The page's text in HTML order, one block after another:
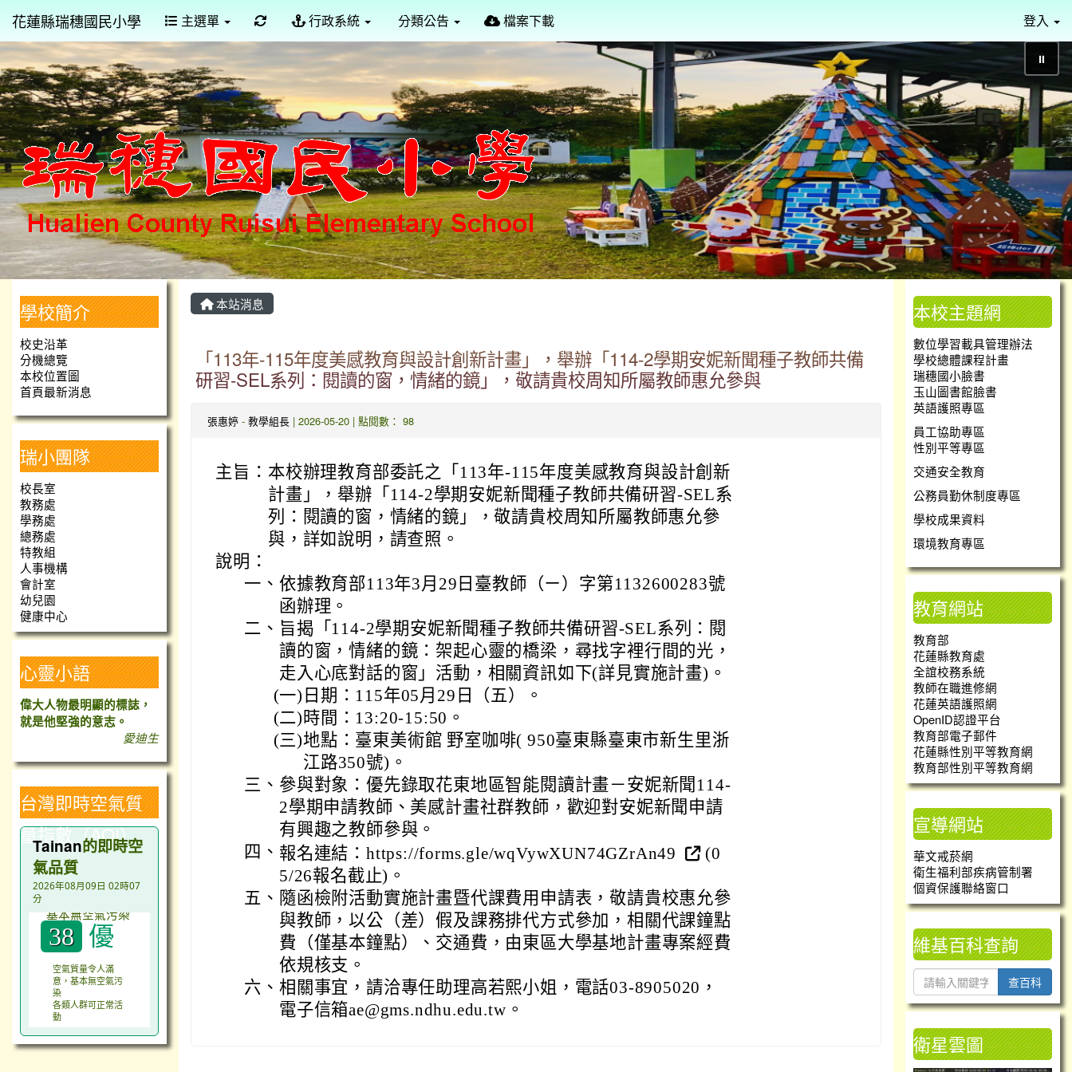
花蓮縣瑞穗國民小學 主選單 重新取得佈景設定
行政系統 分類公告 檔案下載 登入
⏸
本站消息
「113年-115年度美感教育與設計創新計畫」，舉辦「114-2學期安妮新聞種子教師共備
研習-SEL系列：閱讀的窗，情緒的鏡」，敬請貴校周知所屬教師惠允參與
張惠婷 - 教學組長 | 2026-05-20 | 點閱數： 98
主旨： 本校辦理教育部委託之「113年-115年度美感教育與設計創新
計畫」，舉辦「114-2學期安妮新聞種子教師共備研習-SEL系
列：閱讀的窗，情緒的鏡」，敬請貴校周知所屬教師惠允參
與，詳如說明，請查照。
說明：
一、 依據教育部113年3月29日臺教師（ㄧ）字第1132600283號
函辦理。
二、 旨揭「114-2學期安妮新聞種子教師共備研習-SEL系列：閱
讀的窗，情緒的鏡：架起心靈的橋梁，尋找字裡行間的光，
走入心底對話的窗」活動，相關資訊如下(詳見實施計畫)。
(一) 日期：115年05月29日（五）。
(二) 時間：13:20-15:50。
(三)地點：臺東美術館 野室咖啡( 950臺東縣臺東市新生里浙
江路350號)。
三、 參與對象：優先錄取花東地區智能閱讀計畫－安妮新聞114-
2學期申請教師、美感計畫社群教師，歡迎對安妮新聞申請
有興趣之教師參與。
四、 報名連結：https://forms.gle/wqVywXUN74GZrAn49
(0
5/26報名截止)。
五、 隨函檢附活動實施計畫暨代課費用申請表，敬請貴校惠允參
與教師，以公（差）假及課務排代方式參加，相關代課鐘點
費（僅基本鐘點）、交通費，由東區大學基地計畫專案經費
依規核支。
六、 相關事宜，請洽專任助理高若熙小姐，電話03-8905020，
電子信箱ae@gms.ndhu.edu.tw。
學校簡介
校史沿革
分機總覽
本校位置圖
首頁最新消息
瑞小團隊
校長室
教務處
學務處
總務處
特教組
人事機構
會計室
幼兒園
健康中心
心靈小語
偉大人物最明顯的標誌，
就是他堅強的意志。
愛迪生
台灣即時空氣質
量指數（AQI）
Tainan的即時空
氣品質
2026年08月09日 02時07
分
38 優
空氣質量令人滿
意，基本無空氣污
染
各類人群可正常活
動
本校主題網
數位學習載具管理辦法
學校總體課程計畫
瑞穗國小臉書
玉山圖書館臉書
英語護照專區
員工協助專區
性別平等專區
交通安全教育
公務員勤休制度專區
學校成果資料
環境教育專區
教育網站
教育部
花蓮縣教育處
全誼校務系統
教師在職進修網
花蓮英語護照網
OpenID認證平台
教育部電子郵件
花蓮縣性別平等教育網
教育部性別平等教育網
宣導網站
華文戒菸網
衛生福利部疾病管制署
個資保護聯絡窗口
維基百科查詢
查百科
衛星雲圖